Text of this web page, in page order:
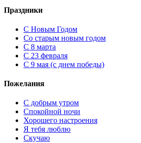
Праздники
C Новым Годом
Cо старым новым годом
С 8 марта
С 23 февраля
С 9 мая (с днем победы)
Пожелания
С добрым утром
Спокойной ночи
Хорошего настроения
Я тебя люблю
Скучаю